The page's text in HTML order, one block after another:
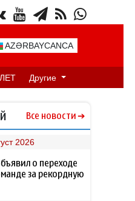
AZƏRBAYCANCA
Другие
Все новости
2026
о переходе
за рекордную